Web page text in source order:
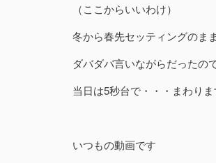
（ここからいいわけ）
冬から春先セッティングのま
ダバダバ言いながらだったの
当日は5秒台で・・・まわりま
いつもの動画です